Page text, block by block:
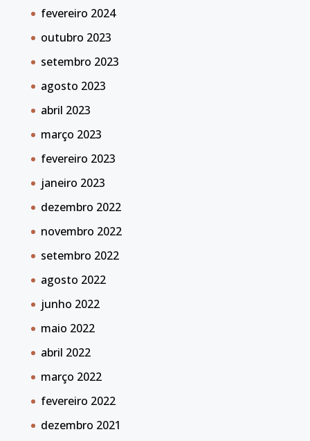
fevereiro 2024
outubro 2023
setembro 2023
agosto 2023
abril 2023
março 2023
fevereiro 2023
janeiro 2023
dezembro 2022
novembro 2022
setembro 2022
agosto 2022
junho 2022
maio 2022
abril 2022
março 2022
fevereiro 2022
dezembro 2021